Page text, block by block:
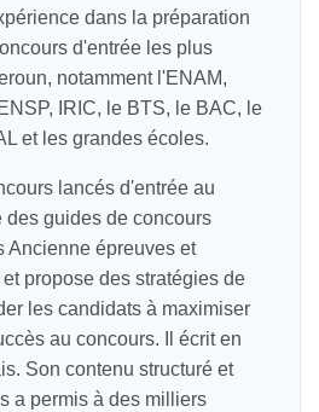
dans la préparation
d'entrée les plus
notamment l'ENAM,
IRIC, le BTS, le BAC, le
et les grandes écoles.
lancés d'entrée au
des guides de concours
Ancienne épreuves et
propose des stratégies de
les candidats à maximiser
au concours. Il écrit en
Son contenu structuré et
a permis à des milliers